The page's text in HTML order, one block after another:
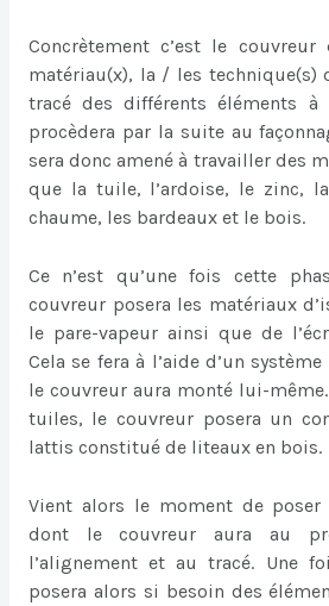
Concrètement c’est le
matériau(x), la / les technique(s)
tracé des différents éléments
procèdera par la suite au
sera donc amené à travailler des
que la tuile, l’ardoise, le zinc,
chaume, les bardeaux et le bois.
Ce n’est qu’une fois cette
couvreur posera les matériaux
le pare-vapeur ainsi que de
Cela se fera à l’aide d’un
le couvreur aura monté lui-
tuiles, le couvreur posera un
lattis constitué de liteaux en bois.
Vient alors le moment de
dont le couvreur aura au
l’alignement et au tracé. Une
posera alors si besoin des